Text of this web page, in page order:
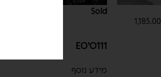
1,185.00
Sold
EO'O111
מידע נוסף